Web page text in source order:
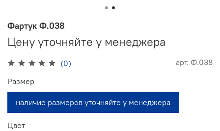
(0) арт. Ф.038
Фартук Ф.038
Цену уточняйте у менеджера
Размер
наличие размеров уточняйте у менеджера
Цвет